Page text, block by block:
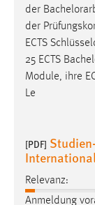
der
der
ECTS
25 ECTS
Module, ihre
Le
[PDF]
Relevanz:
Anmeldung